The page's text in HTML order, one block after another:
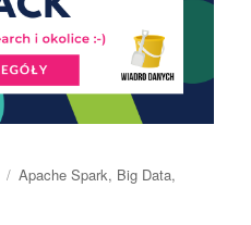
Kategorie
Apache Spark, Big Data,